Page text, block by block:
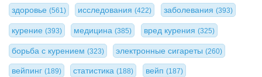
здоровье (561) исследования(422) заболевания (393)
курение (393) медицина(385) вред курения (325)
борьба с курением (323) электронные сигареты(260)
вейпинг (189) статистика(188) вейп (187)